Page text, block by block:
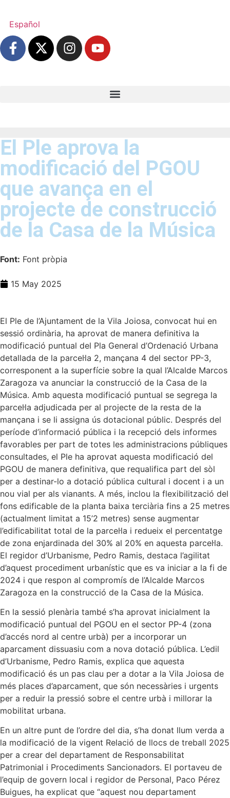
Español
El Ple aprova la
modificació del PGOU
que avança en el
projecte de construcció
de la Casa de la Música
Font: Font pròpia
15 May 2025
El Ple de l’Ajuntament de la Vila Joiosa, convocat hui en
sessió ordinària, ha aprovat de manera definitiva la
modificació puntual del Pla General d’Ordenació Urbana
detallada de la parcel·la 2, mançana 4 del sector PP-3,
corresponent a la superfície sobre la qual l’Alcalde Marcos
Zaragoza va anunciar la construcció de la Casa de la
Música. Amb aquesta modificació puntual se segrega la
parcel·la adjudicada per al projecte de la resta de la
mançana i se li assigna ús dotacional públic. Després del
període d’informació pública i la recepció dels informes
favorables per part de totes les administracions públiques
consultades, el Ple ha aprovat aquesta modificació del
PGOU de manera definitiva, que requalifica part del sòl
per a destinar-lo a dotació pública cultural i docent i a un
nou vial per als vianants. A més, inclou la flexibilització del
fons edificable de la planta baixa terciària fins a 25 metres
(actualment limitat a 15’2 metres) sense augmentar
l’edificabilitat total de la parcel·la i redueix el percentatge
de zona enjardinada del 30% al 20% en aquesta parcel·la.
El regidor d’Urbanisme, Pedro Ramis, destaca l’agilitat
d’aquest procediment urbanístic que es va iniciar a la fi de
2024 i que respon al compromís de l’Alcalde Marcos
Zaragoza en la construcció de la Casa de la Música.
En la sessió plenària també s’ha aprovat inicialment la
modificació puntual del PGOU en el sector PP-4 (zona
d’accés nord al centre urbà) per a incorporar un
aparcament dissuasiu com a nova dotació pública. L’edil
d’Urbanisme, Pedro Ramis, explica que aquesta
modificació és un pas clau per a dotar a la Vila Joiosa de
més places d’aparcament, que són necessàries i urgents
per a reduir la pressió sobre el centre urbà i millorar la
mobilitat urbana.
En un altre punt de l’ordre del dia, s’ha donat llum verda a
la modificació de la vigent Relació de llocs de treball 2025
per a crear del departament de Responsabilitat
Patrimonial i Procediments Sancionadors. El portaveu de
l’equip de govern local i regidor de Personal, Paco Pérez
Buigues, ha explicat que “aquest nou departament